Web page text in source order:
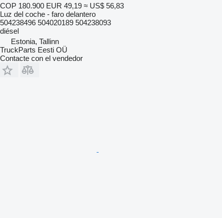
COP 180.900 EUR 49,19 ≈ US$ 56,83
Luz del coche - faro delantero
504238496 504020189 504238093
diésel
Estonia, Tallinn
TruckParts Eesti OÜ
Contacte con el vendedor